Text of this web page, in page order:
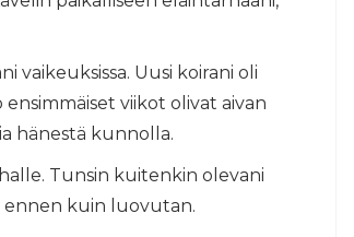
vaikeuksissa. Uusi koirani oli
viikot olivat aivan
hänestä kunnolla.
Tunsin kuitenkin olevani
ennen kuin luovutan.